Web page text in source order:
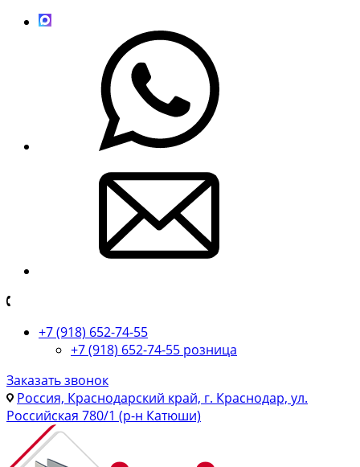
+7 (918) 652-74-55
+7 (918) 652-74-55 розница
Заказать звонок
Россия, Краснодарский край, г. Краснодар, ул.
Российская 780/1 (р-н Катюши)